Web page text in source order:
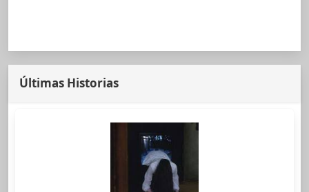
Últimas Historias